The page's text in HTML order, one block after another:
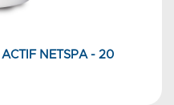
NETSPA - 20